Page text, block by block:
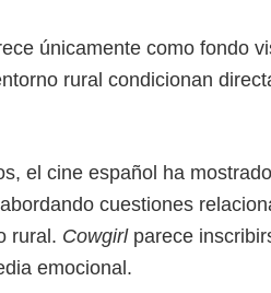
únicamente como fondo
rural condicionan
el cine español ha
cuestiones
rural. Cowgirlparece
emocional.